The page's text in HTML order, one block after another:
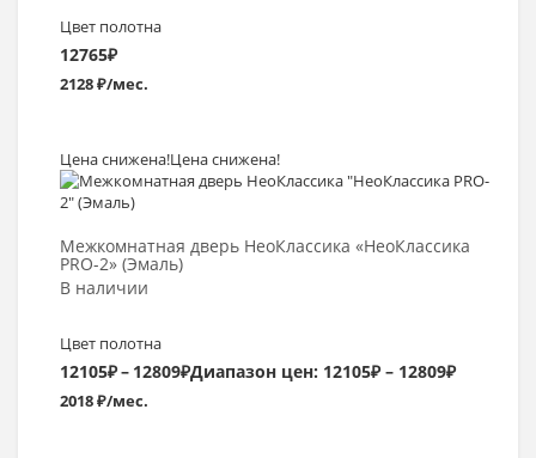
Цвет полотна
12765₽
2128 ₽/мес.
Цена снижена!Цена снижена!
Межкомнатная дверь НеоКлассика «НеоКлассика
PRO-2» (Эмаль)
В наличии
Цвет полотна
12105₽– 12809₽Диапазон цен: 12105₽ – 12809₽
2018 ₽/мес.
Выбрать >